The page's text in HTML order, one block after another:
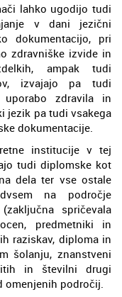
lahko ugodijo tudi
v dani jezični
dokumentacijo, pri
zdravniške izvide in
ampak tudi
izvajajo pa tudi
uporabo zdravila in
jezik pa tudi vsakega
dokumentacije.
institucije v tej
tudi diplomske kot
dela ter vse ostale
na področje
spričevala
predmetniki in
raziskav, diploma in
šolanju, znanstveni
in številni drugi
področij.